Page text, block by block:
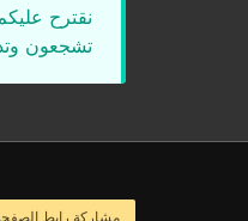
نقترح
تشجعون
مشاركة رابط